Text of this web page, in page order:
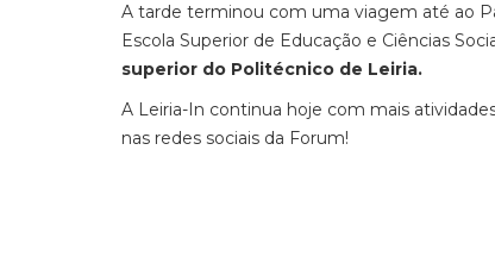
A tarde terminou com uma viagem até ao
Escola Superior de Educação e Ciências
superior do Politécnico de Leiria.
A Leiria-In continua hoje com mais
nas redes sociais da Forum!